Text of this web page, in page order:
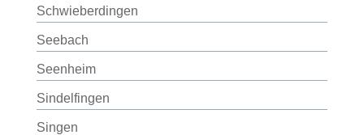
Schwieberdingen
Seebach
Seenheim
Sindelfingen
Singen